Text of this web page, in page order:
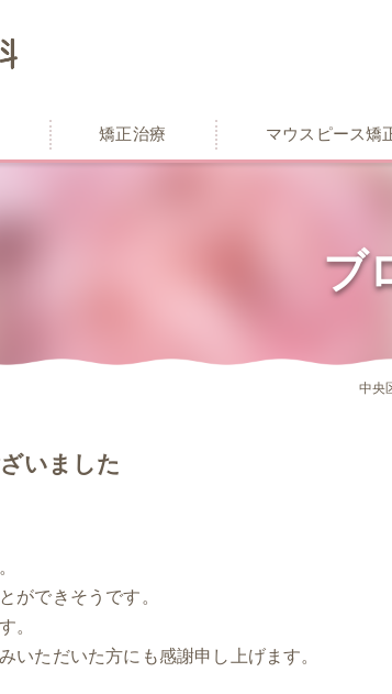
矯正治療 マウスピース矯
ブ
中央
いました
ができそうです。
いただいた方にも感謝申し上げます。